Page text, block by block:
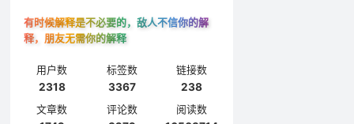
有时候解释是不必要的，敌人不信你的解
释，朋友无需你的解释
用户数
2318
标签数
3367
链接数
238
文章数
评论数
阅读数